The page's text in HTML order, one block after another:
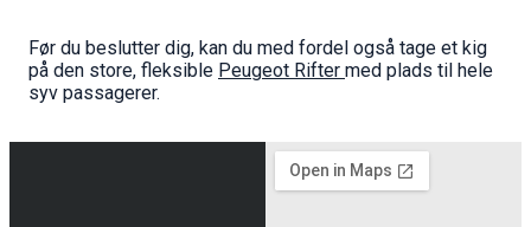
Før du beslutter dig, kan du med fordel også tage et kig
på den store, fleksible Peugeot Rifter med plads til hele
syv passagerer.